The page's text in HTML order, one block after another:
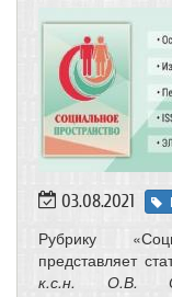
03.08.2021
Рубрику
представляет
к.с.н. О.В.